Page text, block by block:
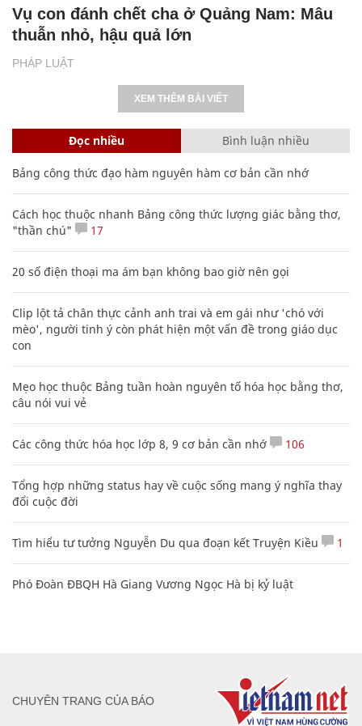
PHÁP LUẬT
Vụ con đánh chết cha ở Quảng Nam: Mâu
thuẫn nhỏ, hậu quả lớn
XEM THÊM BÀI VIẾT
Đọc nhiều Bình luận nhiều
Bảng công thức đạo hàm nguyên hàm cơ bản cần nhớ
Cách học thuộc nhanh Bảng công thức lượng giác bằng thơ,
"thần chú"
17
20 số điện thoại ma ám bạn không bao giờ nên gọi
Clip lột tả chân thực cảnh anh trai và em gái như 'chó với
mèo', người tinh ý còn phát hiện một vấn đề trong giáo dục
con
Mẹo học thuộc Bảng tuần hoàn nguyên tố hóa học bằng thơ,
câu nói vui vẻ
Các công thức hóa học lớp 8, 9 cơ bản cần nhớ 106
Tổng hợp những status hay về cuộc sống mang ý nghĩa thay
đổi cuộc đời
Tìm hiểu tư tưởng Nguyễn Du qua đoạn kết Truyện Kiều 1
Phó Đoàn ĐBQH Hà Giang Vương Ngọc Hà bị kỷ luật
CHUYÊN TRANG CỦA BÁO